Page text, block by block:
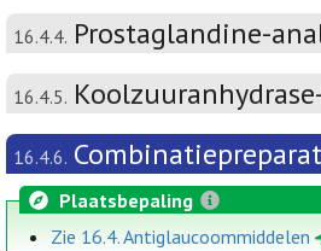
16.4.4. Prostaglandine-
16.4.5.
16.4.6.
Plaatsbepaling
Zie 16.4. Antiglaucoommiddelen